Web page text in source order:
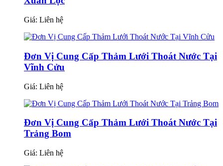
Giá: Liên hệ
Đơn Vị Cung Cấp Thảm Lưới Thoát Nước Tại
Vĩnh Cửu
Giá: Liên hệ
Đơn Vị Cung Cấp Thảm Lưới Thoát Nước Tại
Trảng Bom
Giá: Liên hệ